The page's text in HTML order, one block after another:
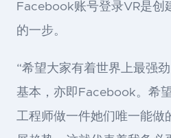
Facebook账号登录VR是创
的一步。
“希望大家有着世界上最强
基本，亦即Facebook。希
工程师做一件她们唯一能做